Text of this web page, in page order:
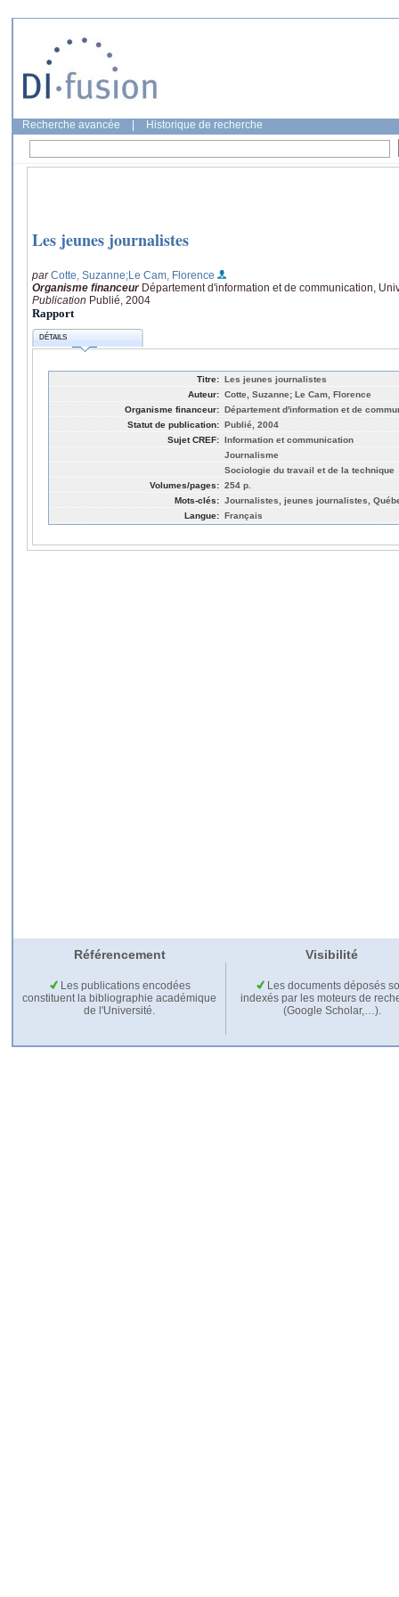
Recherche avancée Historique de recherche
Les jeunes journalistes
parCotte, Suzanne;Le Cam, Florence
Organisme financeur Département d'information et de communication,
Publication Publié, 2004
Rapport
DÉTAILS
Titre: Les jeunes journalistes
Auteur: Cotte, Suzanne; Le Cam, Florence
Organisme financeur: Département d'information et de
Statut de publication: Publié, 2004
Sujet CREF: Information et communication
Journalisme
Sociologie du travail et de la technique
Volumes/pages: 254 p.
Mots-clés: Journalistes, jeunes journalistes,
Langue: Français
Référencement Visibilité
Les publications encodées
constituent la bibliographie académique
de l'Université.
Les documents déposés
indexés par les moteurs de
(Google Scholar,…).